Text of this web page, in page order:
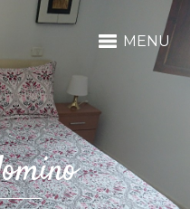
MENU